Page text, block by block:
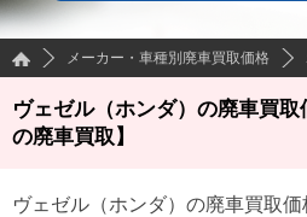
メーカー・車種別廃車買取価格
ヴェゼル（ホンダ）の廃車買
の廃車買取】
ヴェゼル （ホンダ）の廃車買取